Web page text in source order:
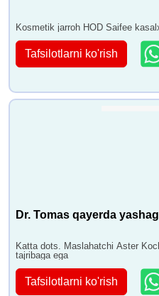
Kosmetik jarroh HOD Saifee
Tafsilotlarni ko'rish
Dr. Tomas qayerda
Katta dots. Maslahatchi Aster
tajribaga ega
Tafsilotlarni ko'rish